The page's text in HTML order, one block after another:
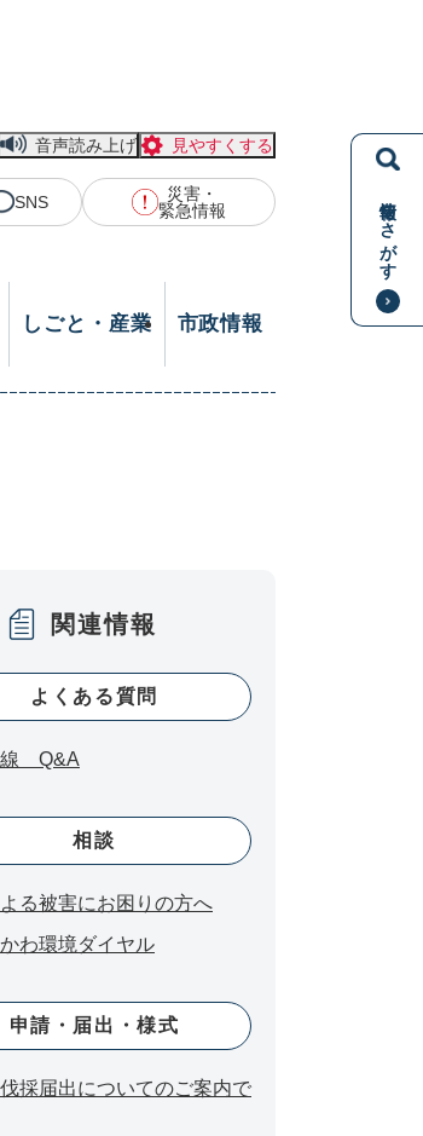
情報をさがす
音声読み上げ 見やすくする
SNS
災害・
緊急情報
しごと・産業 市政情報
関連情報
よくある質問
線 Q&A
相談
る被害にお困りの方へ
わ環境ダイヤル
申請・届出・様式
採届出についてのご案内で